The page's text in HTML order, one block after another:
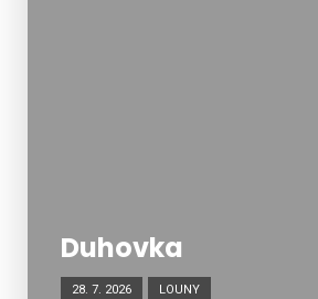
Duhovka
28. 7. 2026 LOUNY